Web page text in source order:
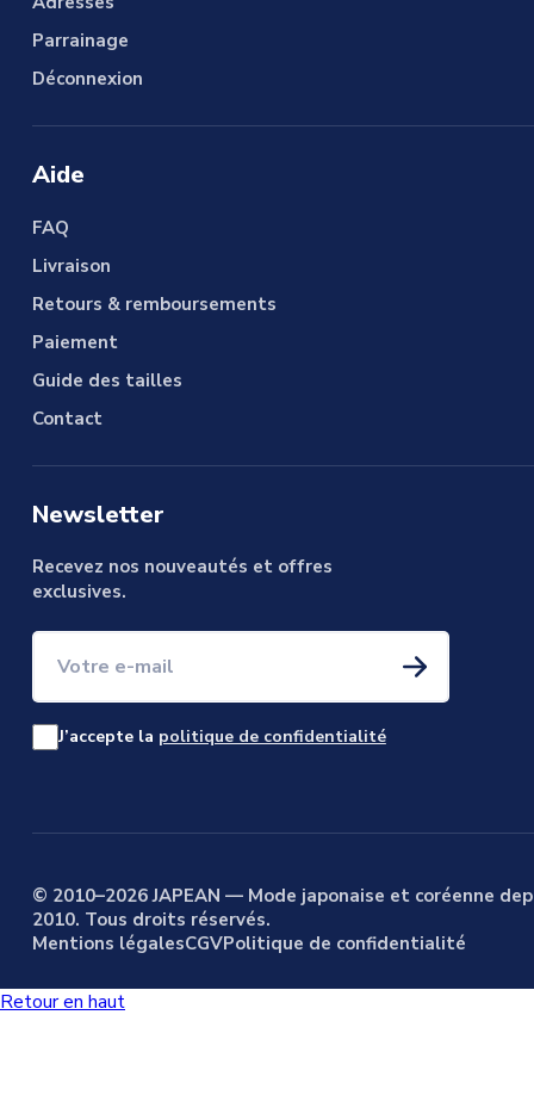
Parrainage
Déconnexion
Aide
FAQ
Livraison
Retours & remboursements
Paiement
Guide des tailles
Contact
Newsletter
Recevez nos nouveautés et offres
exclusives.
J’accepte la politique de confidentialité
© 2010–2026 JAPEAN — Mode japonaise et coréenne
2010. Tous droits réservés.
Mentions légalesCGVPolitique de confidentialité
Retour en haut